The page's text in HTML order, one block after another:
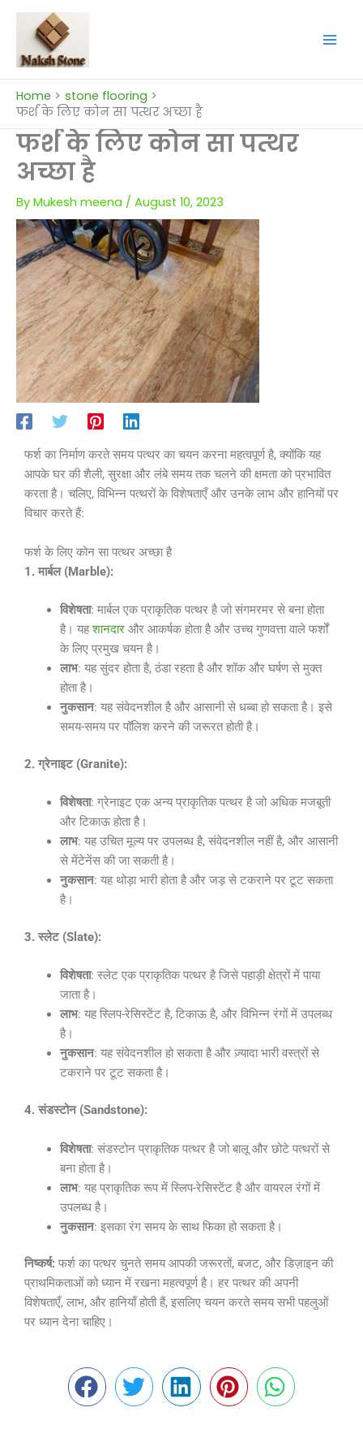
Skip
content
Home
stone flooring
फर्श के लिए कोन सा पत्थर अच्छा है
फर्श के लिए कोन सा पत्थर
अच्छा है
By Mukesh meena / August 10, 2023
फर्श का निर्माण करते समय पत्थर का चयन करना महत्वपूर्ण है, क्योंकि यह
आपके घर की शैली, सुरक्षा और लंबे समय तक चलने की क्षमता को प्रभावित
करता है। चलिए, विभिन्न पत्थरों के विशेषताएँ और उनके लाभ और हानियों पर
विचार करते हैं:
फर्श के लिए कोन सा पत्थर अच्छा है
1. मार्बल (Marble):
विशेषता: मार्बल एक प्राकृतिक पत्थर है जो संगमरमर से बना होता
है। यहशानदारऔर आकर्षक होता है और उच्च गुणवत्ता वाले फर्शों
के लिए प्रमुख चयन है।
लाभ: यह सुंदर होता है, ठंडा रहता है और शॉक और घर्षण से मुक्त
होता है।
नुकसान: यह संवेदनशील है और आसानी से धब्बा हो सकता है। इसे
समय-समय पर पॉलिश करने की जरूरत होती है।
2. ग्रेनाइट (Granite):
विशेषता: ग्रेनाइट एक अन्य प्राकृतिक पत्थर है जो अधिक मजबूती
और टिकाऊ होता है।
लाभ: यह उचित मूल्य पर उपलब्ध है, संवेदनशील नहीं है, और आसानी
से मेंटेनेंस की जा सकती है।
नुकसान: यह थोड़ा भारी होता है और जड़ से टकराने पर टूट सकता
है।
3. स्लेट (Slate):
विशेषता: स्लेट एक प्राकृतिक पत्थर है जिसे पहाड़ी क्षेत्रों में पाया
जाता है।
लाभ: यह स्लिप-रेसिस्टेंट है, टिकाऊ है, और विभिन्न रंगों में उपलब्ध
है।
नुकसान: यह संवेदनशील हो सकता है और ज़्यादा भारी वस्त्रों से
टकराने पर टूट सकता है।
4. संडस्टोन (Sandstone):
विशेषता: संडस्टोन प्राकृतिक पत्थर है जो बालू और छोटे पत्थरों से
बना होता है।
लाभ: यह प्राकृतिक रूप में स्लिप-रेसिस्टेंट है और वायरल रंगों में
उपलब्ध है।
नुकसान: इसका रंग समय के साथ फिका हो सकता है।
निष्कर्ष: फर्श का पत्थर चुनते समय आपकी जरूरतों, बजट, और डिज़ाइन की
प्राथमिकताओं को ध्यान में रखना महत्वपूर्ण है। हर पत्थर की अपनी
विशेषताएँ, लाभ, और हानियाँ होती हैं, इसलिए चयन करते समय सभी पहलुओं
पर ध्यान देना चाहिए।